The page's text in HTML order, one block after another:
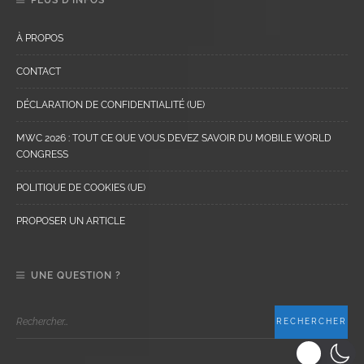
À PROPOS
CONTACT
DÉCLARATION DE CONFIDENTIALITÉ (UE)
MWC 2026 : TOUT CE QUE VOUS DEVEZ SAVOIR DU MOBILE WORLD
CONGRESS
POLITIQUE DE COOKIES (UE)
PROPOSER UN ARTICLE
UNE QUESTION ?